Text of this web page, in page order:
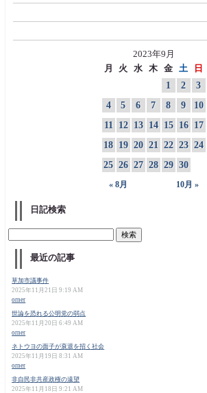
2023年9月
月
火 水 木 金 土 日
« 8月 10月 »
1 2
3
4
5 6 7 8 9
10
11
12 13 14 15 16
17
18 19 20 21 22 23 24
25 26 27 28 29 30
日記検索
最近の記事
草加市議事件
2025年11月21日 9:19 AM
orner
世論を恐れる公明党の弱点
2025年11月20日 6:49 AM
orner
ネトウヨの面子が衰退を招く社会
2025年11月19日 8:31 AM
orner
非自民非共産政権の遠望
2025年11月18日 9:21 AM